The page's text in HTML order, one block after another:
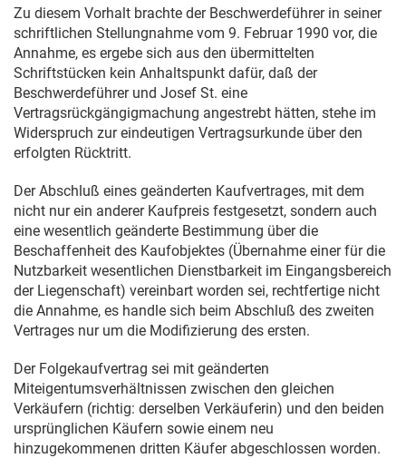
Zu diesem Vorhalt brachte der Beschwerdeführer in seiner
schriftlichen Stellungnahme vom 9. Februar 1990 vor, die
Annahme, es ergebe sich aus den übermittelten
Schriftstücken kein Anhaltspunkt dafür, daß der
Beschwerdeführer und Josef St. eine
Vertragsrückgängigmachung angestrebt hätten, stehe im
Widerspruch zur eindeutigen Vertragsurkunde über den
erfolgten Rücktritt.
Der Abschluß eines geänderten Kaufvertrages, mit dem
nicht nur ein anderer Kaufpreis festgesetzt, sondern auch
eine wesentlich geänderte Bestimmung über die
Beschaffenheit des Kaufobjektes (Übernahme einer für die
Nutzbarkeit wesentlichen Dienstbarkeit im Eingangsbereich
der Liegenschaft) vereinbart worden sei, rechtfertige nicht
die Annahme, es handle sich beim Abschluß des zweiten
Vertrages nur um die Modifizierung des ersten.
Der Folgekaufvertrag sei mit geänderten
Miteigentumsverhältnissen zwischen den gleichen
Verkäufern (richtig: derselben Verkäuferin) und den beiden
ursprünglichen Käufern sowie einem neu
hinzugekommenen dritten Käufer abgeschlossen worden.